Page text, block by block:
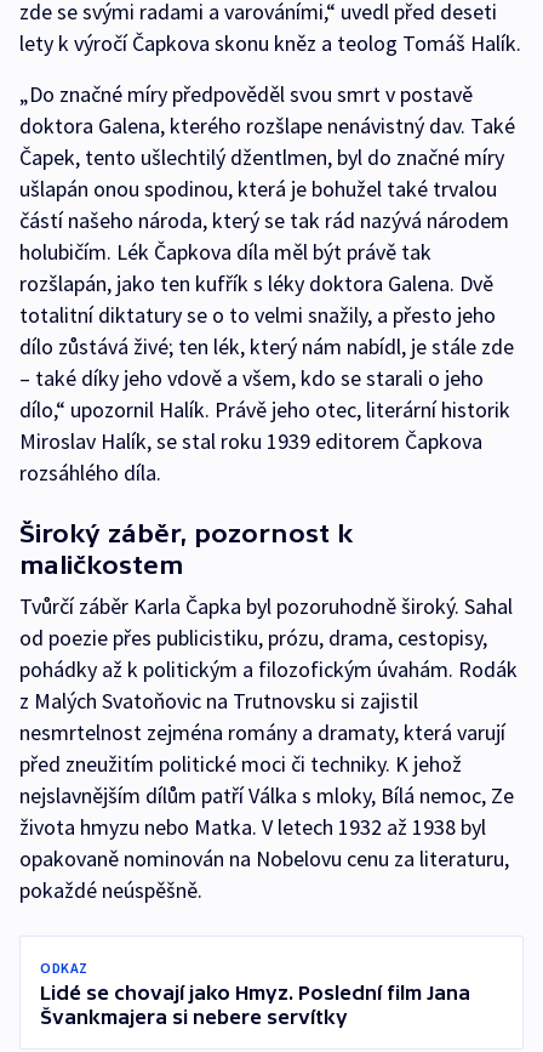
zde se svými radami a varováními,“ uvedl před deseti
lety k výročí Čapkova skonu kněz a teolog Tomáš Halík.
„Do značné míry předpověděl svou smrt v postavě
doktora Galena, kterého rozšlape nenávistný dav. Také
Čapek, tento ušlechtilý džentlmen, byl do značné míry
ušlapán onou spodinou, která je bohužel také trvalou
částí našeho národa, který se tak rád nazývá národem
holubičím. Lék Čapkova díla měl být právě tak
rozšlapán, jako ten kufřík s léky doktora Galena. Dvě
totalitní diktatury se o to velmi snažily, a přesto jeho
dílo zůstává živé; ten lék, který nám nabídl, je stále zde
– také díky jeho vdově a všem, kdo se starali o jeho
dílo,“ upozornil Halík. Právě jeho otec, literární historik
Miroslav Halík, se stal roku 1939 editorem Čapkova
rozsáhlého díla.
Široký záběr, pozornost k
maličkostem
Tvůrčí záběr Karla Čapka byl pozoruhodně široký. Sahal
od poezie přes publicistiku, prózu, drama, cestopisy,
pohádky až k politickým a filozofickým úvahám. Rodák
z Malých Svatoňovic na Trutnovsku si zajistil
nesmrtelnost zejména romány a dramaty, která varují
před zneužitím politické moci či techniky. K jehož
nejslavnějším dílům patří Válka s mloky, Bílá nemoc, Ze
života hmyzu nebo Matka. V letech 1932 až 1938 byl
opakovaně nominován na Nobelovu cenu za literaturu,
pokaždé neúspěšně.
ODKAZ
Lidé se chovají jako Hmyz. Poslední film Jana
Švankmajera si nebere servítky